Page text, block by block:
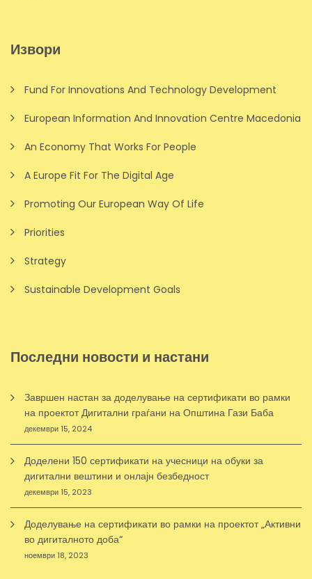
Извори
Fund For Innovations And Technology Development
European Information And Innovation Centre Macedonia
An Economy That Works For People
A Europe Fit For The Digital Age
Promoting Our European Way Of Life
Priorities
Strategy
Sustainable Development Goals
Последни новости и настани
Завршен настан за доделување на сертификати во рамки
на проектот Дигитални граѓани на Општина Гази Баба
декември 15, 2024
Доделени 150 сертификати на учесници на обуки за
дигитални вештини и онлајн безбедност
декември 15, 2023
Доделување на сертификати во рамки на проектот „Активни
во дигиталното доба“
ноември 18, 2023